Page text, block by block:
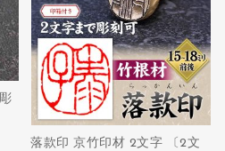
落款印 京竹印材 2文字 〔2文